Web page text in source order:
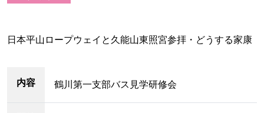
日本平山ロープウェイと久能山東照宮参拝・どうする家康
内容 鶴川第一支部バス見学研修会